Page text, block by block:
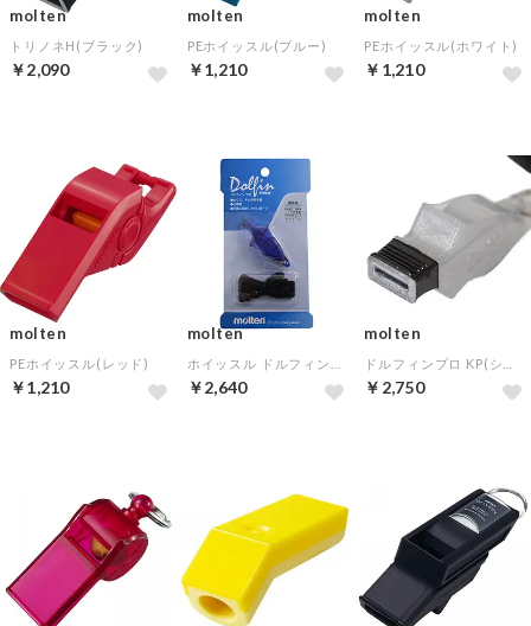
molten
トリノネH(ブラック)
￥2,090
molten
PEホイッスル(ブルー)
￥1,210
molten
PEホイッスル(ホワイト)
￥1,210
molten
PEホイッスル(レッド)
￥1,210
molten
￥2,640
molten
￥2,750